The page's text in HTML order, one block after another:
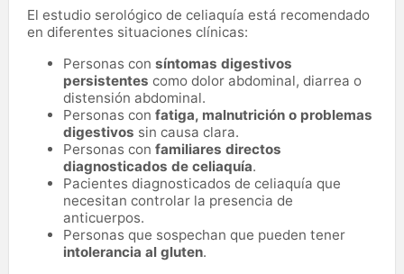
El estudio serológico de celiaquía está recomendado
en diferentes situaciones clínicas:
Personas con síntomas digestivos
persistentes como dolor abdominal, diarrea o
distensión abdominal.
Personas con fatiga, malnutrición o problemas
digestivos sin causa clara.
Personas con familiares directos
diagnosticados de celiaquía.
Pacientes diagnosticados de celiaquía que
necesitan controlar la presencia de
anticuerpos.
Personas que sospechan que pueden tener
intolerancia al gluten.